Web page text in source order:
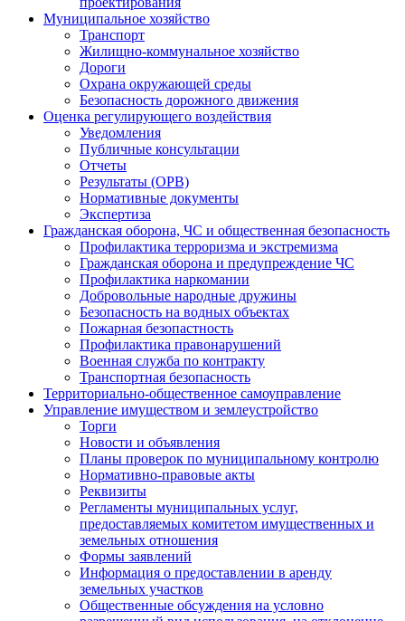
Муниципальное хозяйство
Транспорт
Жилищно-коммунальное хозяйство
Дороги
Охрана окружающей среды
Безопасность дорожного движения
Оценка регулирующего воздействия
Уведомления
Публичные консультации
Отчеты
Результаты (ОРВ)
Нормативные документы
Экспертиза
Гражданская оборона, ЧС и общественная безопасность
Профилактика терроризма и экстремизма
Гражданская оборона и предупреждение ЧС
Профилактика наркомании
Добровольные народные дружины
Безопасность на водных объектах
Пожарная безопастность
Профилактика правонарушений
Военная служба по контракту
Транспортная безопасность
Территориально-общественное самоуправление
Управление имуществом и землеустройство
Торги
Новости и объявления
Планы проверок по муниципальному контролю
Нормативно-правовые акты
Реквизиты
Регламенты муниципальных услуг,
предоставляемых комитетом имущественных и
земельных отношения
Формы заявлений
Информация о предоставлении в аренду
земельных участков
Общественные обсуждения на условно